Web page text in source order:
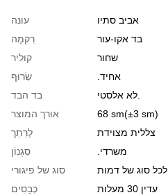
עונה
אביב סתיו
רִקמָה
בד אקו-עור
קוליר
שחור
שַׂרוּף
.אחיד
בד הבד
אורך המוצר
68 sm(±3 sm)
לְרַתֵך
צללית מצוידת
סִגְנוֹן
.משרדי
סוג של פיגורי
לכל סוג של דמות
כְּבָסִים
עדין 30 מעלות